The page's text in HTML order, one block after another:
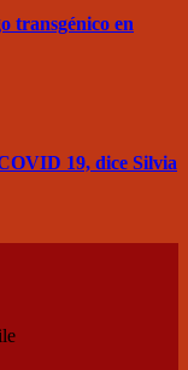
transgénico en
19, dice Silvia